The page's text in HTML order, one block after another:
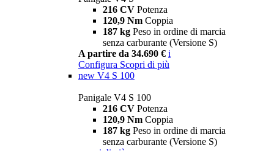
216 CV Potenza
120,9 Nm Coppia
187 kg Peso in ordine di marcia
senza carburante (Versione S)
A partire da 34.690 € i
Configura Scopri di più
new V4 S 100
Panigale V4 S 100
216 CV Potenza
120,9 Nm Coppia
187 kg Peso in ordine di marcia
senza carburante (Versione S)